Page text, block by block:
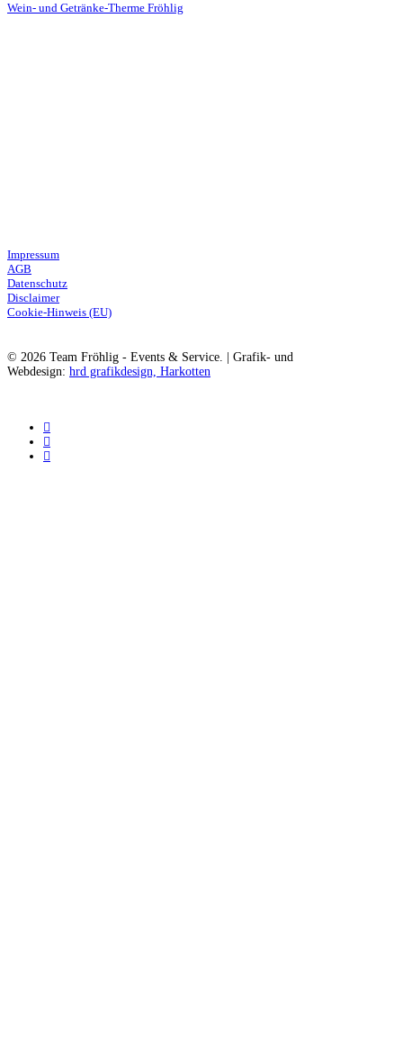
Wein- und Getränke-Therme Fröhlig
Impressum
AGB
Datenschutz
Disclaimer
Cookie-Hinweis (EU)
© 2026 Team Fröhlig - Events & Service. | Grafik- und
Webdesign: hrd grafikdesign, Harkotten
instagram
phone
email